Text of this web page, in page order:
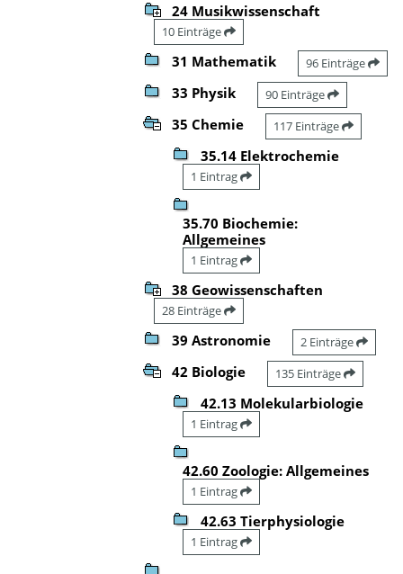
24 Musikwissenschaft
10 Einträge
31 Mathematik 96 Einträge
33 Physik 90 Einträge
35 Chemie 117 Einträge
35.14 Elektrochemie
1 Eintrag
35.70 Biochemie:
Allgemeines
1 Eintrag
38 Geowissenschaften
28 Einträge
39 Astronomie 2 Einträge
42 Biologie 135 Einträge
42.13 Molekularbiologie
1 Eintrag
42.60 Zoologie: Allgemeines
1 Eintrag
42.63 Tierphysiologie
1 Eintrag